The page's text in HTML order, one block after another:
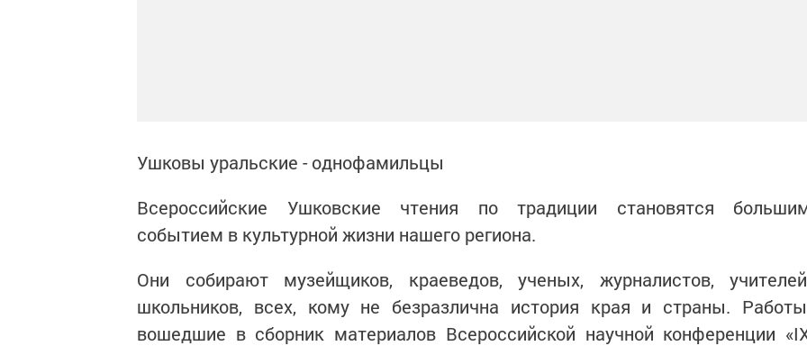
Ушковы уральские - однофамильцы
Всероссийские Ушковские чтения по традиции становятся
событием в культурной жизни нашего региона.
Они собирают музейщиков, краеведов, ученых, журналистов,
школьников, всех, кому не безразлична история края и страны.
вошедшие в сборник материалов Всероссийской научной конференции